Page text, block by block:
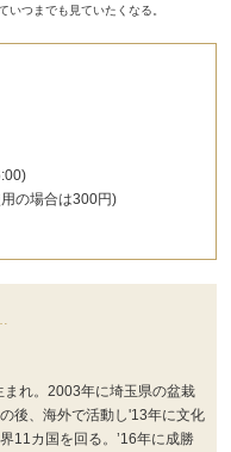
つまでも見ていたくなる。
の場合は300円)
れ。2003年に埼玉県の盆栽
後、海外で活動し'13年に文化
11カ国を回る。’16年に成勝